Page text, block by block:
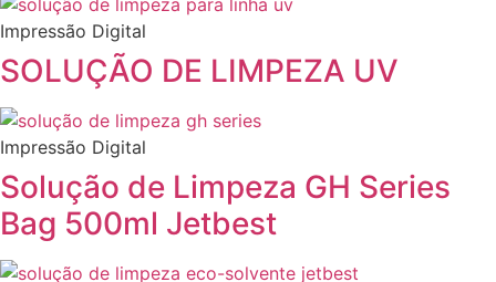
Impressão Digital
SOLUÇÃO DE LIMPEZA UV
Impressão Digital
Solução de Limpeza GH Series
Bag 500ml Jetbest